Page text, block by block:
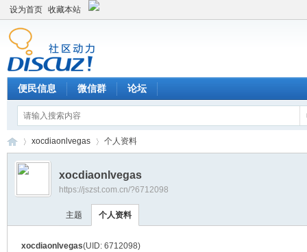
设为首页 收藏本站
便民信息 微信群 论坛
›
xocdiaonlvegas 个人资料
xocdiaonlvegas
https://jszst.com.cn/?6712098
主题 个人资料
xocdiaonlvegas(UID: 6712098)